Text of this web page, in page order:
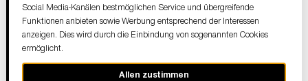
Social Media-Kanälen bestmöglichen Service und übergreifende
Funktionen anbieten sowie Werbung entsprechend der Interessen
anzeigen. Dies wird durch die Einbindung von sogenannten Cookies
ermöglicht.
Allen zustimmen